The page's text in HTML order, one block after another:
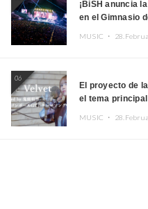
¡BiSH anuncia
en el Gimnasio
MUSIC ・
06
El proyecto de
el tema
MUSIC ・